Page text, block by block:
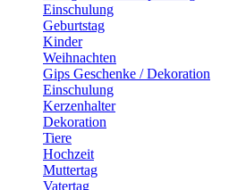
Einschulung
Geburtstag
Kinder
Weihnachten
Gips Geschenke / Dekoration
Einschulung
Kerzenhalter
Dekoration
Tiere
Hochzeit
Muttertag
Vatertag